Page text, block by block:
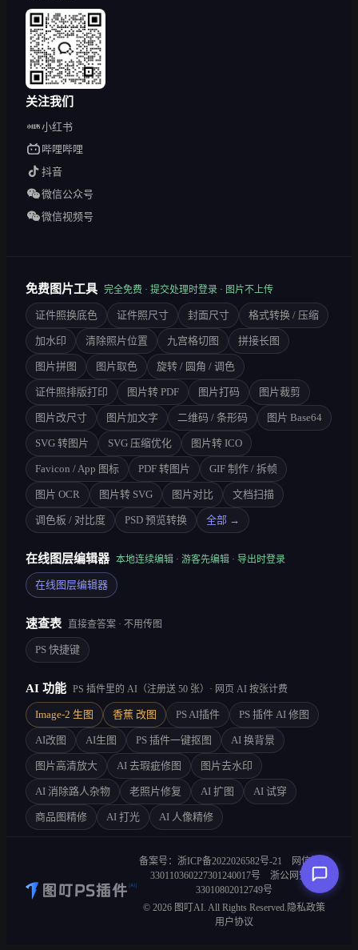
关注我们
小红书
哔哩哔哩
抖音
微信公众号
微信视频号
免费图片工具 完全免费 · 提交处理时登录 · 图片不上传
证件照换底色 证件照尺寸 封面尺寸 格式转换 / 压缩
加水印 清除照片位置 九宫格切图 拼接长图
图片拼图 图片取色 旋转 / 圆角 / 调色
证件照排版打印 图片转 PDF 图片打码 图片裁剪
图片改尺寸 图片加文字 二维码 / 条形码 图片 Base64
SVG 转图片 SVG 压缩优化 图片转 ICO
Favicon / App 图标 PDF 转图片 GIF 制作 / 拆帧
图片 OCR 图片转 SVG 图片对比 文档扫描
调色板 / 对比度 PSD 预览转换 全部 →
在线图层编辑器 本地连续编辑 · 游客先编辑 · 导出时登录
在线图层编辑器
速查表 直接查答案 · 不用传图
PS 快捷键
AI 功能 PS 插件里的 AI（注册送 50 张）· 网页 AI 按张计费
Image-2 生图 香蕉 改图 PS AI插件 PS 插件 AI 修图
AI改图 AI生图 PS 插件一键抠图 AI 换背景
图片高清放大 AI 去瑕疵修图 图片去水印
AI 消除路人杂物 老照片修复 AI 扩图 AI 试穿
商品图精修 AI 打光 AI 人像精修
备案号：浙ICP备2022026582号-21
网信算备
330110360227301240017号
浙公网安备
33010802012749号
©2026 图叮AI. All Rights Reserved. 隐私政策
用户协议